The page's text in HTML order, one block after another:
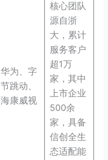
华为、字
节跳动、
海康威视
核心团队
源自浙
大，累计
服务客户
超1万
家，其中
上市企业
500余
家，具备
信创全生
态适配能